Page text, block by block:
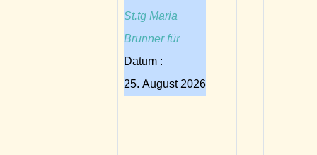
St.tg Maria
Brunner für
Datum :
25. August 2026